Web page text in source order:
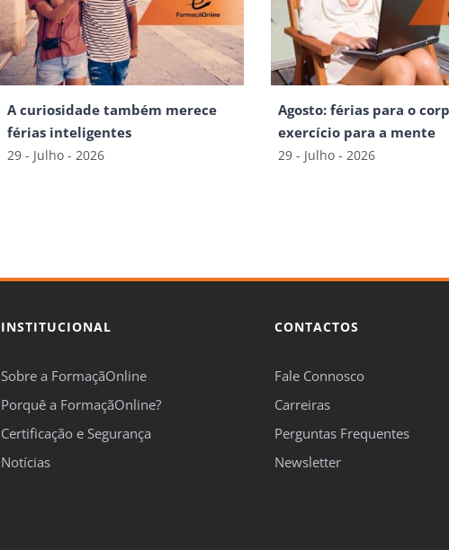
A curiosidade também merece
férias inteligentes
29 - Julho - 2026
Agosto: férias para o
exercício para a mente
29 - Julho - 2026
INSTITUCIONAL
Sobre a FormaçãOnline
Porquê a FormaçãOnline?
Certificação e Segurança
Notícias
CONTACTOS
Fale Connosco
Carreiras
Perguntas Frequentes
Newsletter